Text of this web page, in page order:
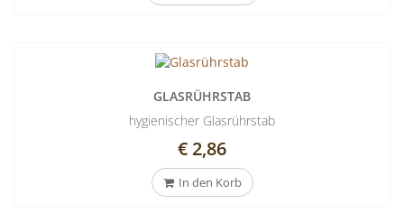
GLASRÜHRSTAB
hygienischer Glasrührstab
€ 2,86
In den Korb